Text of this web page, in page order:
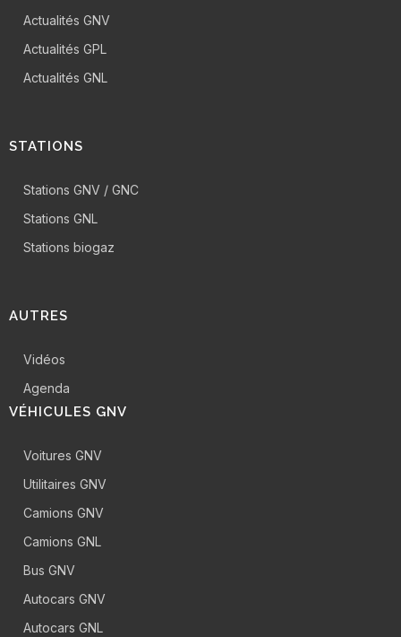
Actualités GNV
Actualités GPL
Actualités GNL
STATIONS
Stations GNV / GNC
Stations GNL
Stations biogaz
AUTRES
Vidéos
Agenda
VÉHICULES GNV
Voitures GNV
Utilitaires GNV
Camions GNV
Camions GNL
Bus GNV
Autocars GNV
Autocars GNL